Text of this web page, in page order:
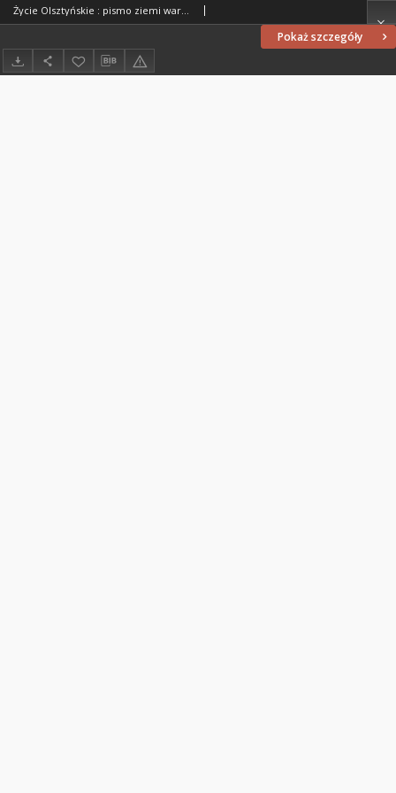
Pokaż szczegóły
Życie Olsztyńskie : pismo ziemi warmińsko-mazurskiej, 1954, nr 298